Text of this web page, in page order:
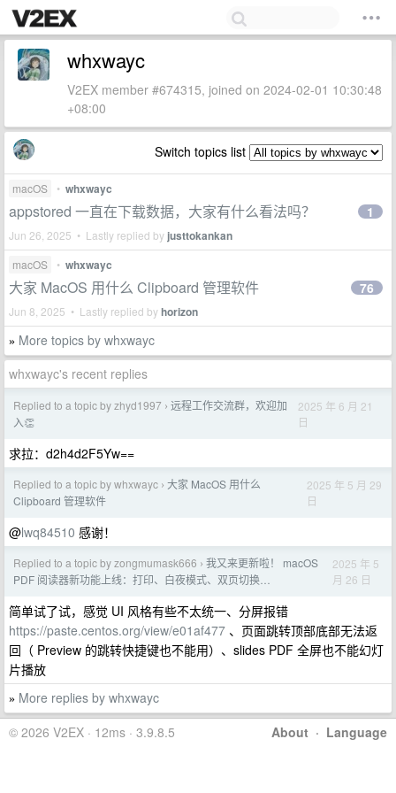
whxwayc
V2EX member #674315, joined on 2024-02-01 10:30:48
+08:00
Switch topics list
macOS • whxwayc
appstored 一直在下载数据，大家有什么看法吗？
Jun 26, 2025 • Lastly replied by justtokankan
1
macOS • whxwayc
大家 MacOS 用什么 Clipboard 管理软件
Jun 8, 2025 • Lastly replied byhorizon
76
» More topics by whxwayc
whxwayc's recent replies
Replied to a topic by zhyd1997 › 远程工作交流群，欢迎加
入👏
2025 年 6 月 21
日
求拉：d2h4d2F5Yw==
Replied to a topic by whxwayc › 大家 MacOS 用什么
Clipboard 管理软件
2025 年 5 月 29
日
@lwq84510 感谢！
Replied to a topic by zongmumask666 › 我又来更新啦！ macOS
PDF 阅读器新功能上线：打印、白夜模式、双页切换…
2025 年 5
月 26 日
简单试了试，感觉 UI 风格有些不太统一、分屏报错
https://paste.centos.org/view/e01af477 、页面跳转顶部底部无法返
回（ Preview 的跳转快捷键也不能用）、slides PDF 全屏也不能幻灯
片播放
» More replies by whxwayc
About · Language
© 2026 V2EX · 12ms · 3.9.8.5